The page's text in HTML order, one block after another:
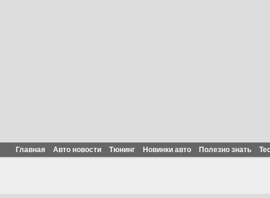
Главная Авто новости Тюнинг Новинки авто Полезно знать